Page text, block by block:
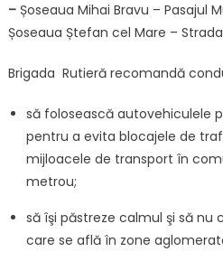
– Șoseaua Mihai Bravu – Pasajul
Șoseaua Ștefan cel Mare –
Brigada Rutieră recomandă
să folosească autovehiculele
pentru a evita blocajele de
mijloacele de transport în
metrou;
să îşi păstreze calmul şi să nu
care se află în zone